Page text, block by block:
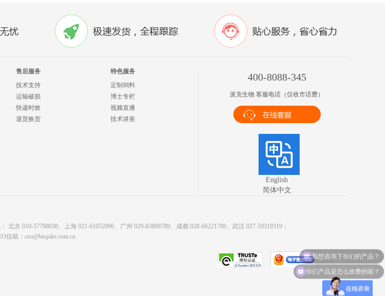
售后服务
技术支持
运输破损
快递时效
退货换货
特色服务
定制饲料
博士专栏
视频直播
技术讲座
400-8088-345
派克生物 客服电话（仅收市话费）
English
简体中文
京 010-57798038、上海 021-61052096、广州 020-83808789、成都 028-66221788、武汉 027-59319319；
信箱： ceo@biopike.com.cn
你们产品是怎么收费的呢？